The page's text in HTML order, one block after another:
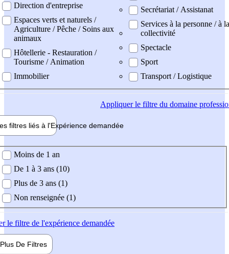
Direction d'entreprise
Espaces verts et naturels /
Agriculture / Pêche / Soins aux
animaux
Hôtellerie - Restauration /
Tourisme / Animation
Immobilier
Secrétariat / Assistanat
Services à la personne / à la
collectivité
Spectacle
Sport
Transport / Logistique
Appliquerle filtre du domaine
filtres liés à l'Expérience demandée
demandée
Moins de 1 an
De 1 à 3 ans (10)
Plus de 3 ans (1)
Non renseignée (1)
le filtre de l'expérience demandée
Plus De Filtres